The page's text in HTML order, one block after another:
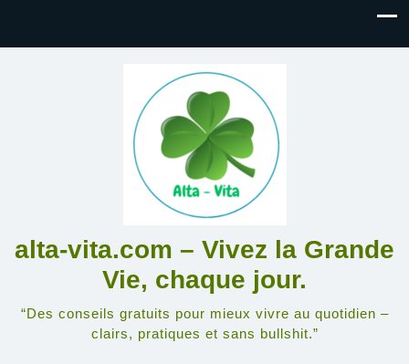
alta-vita.com – Vivez la Grande
Vie, chaque jour.
“Des conseils gratuits pour mieux vivre au quotidien –
clairs, pratiques et sans bullshit.”